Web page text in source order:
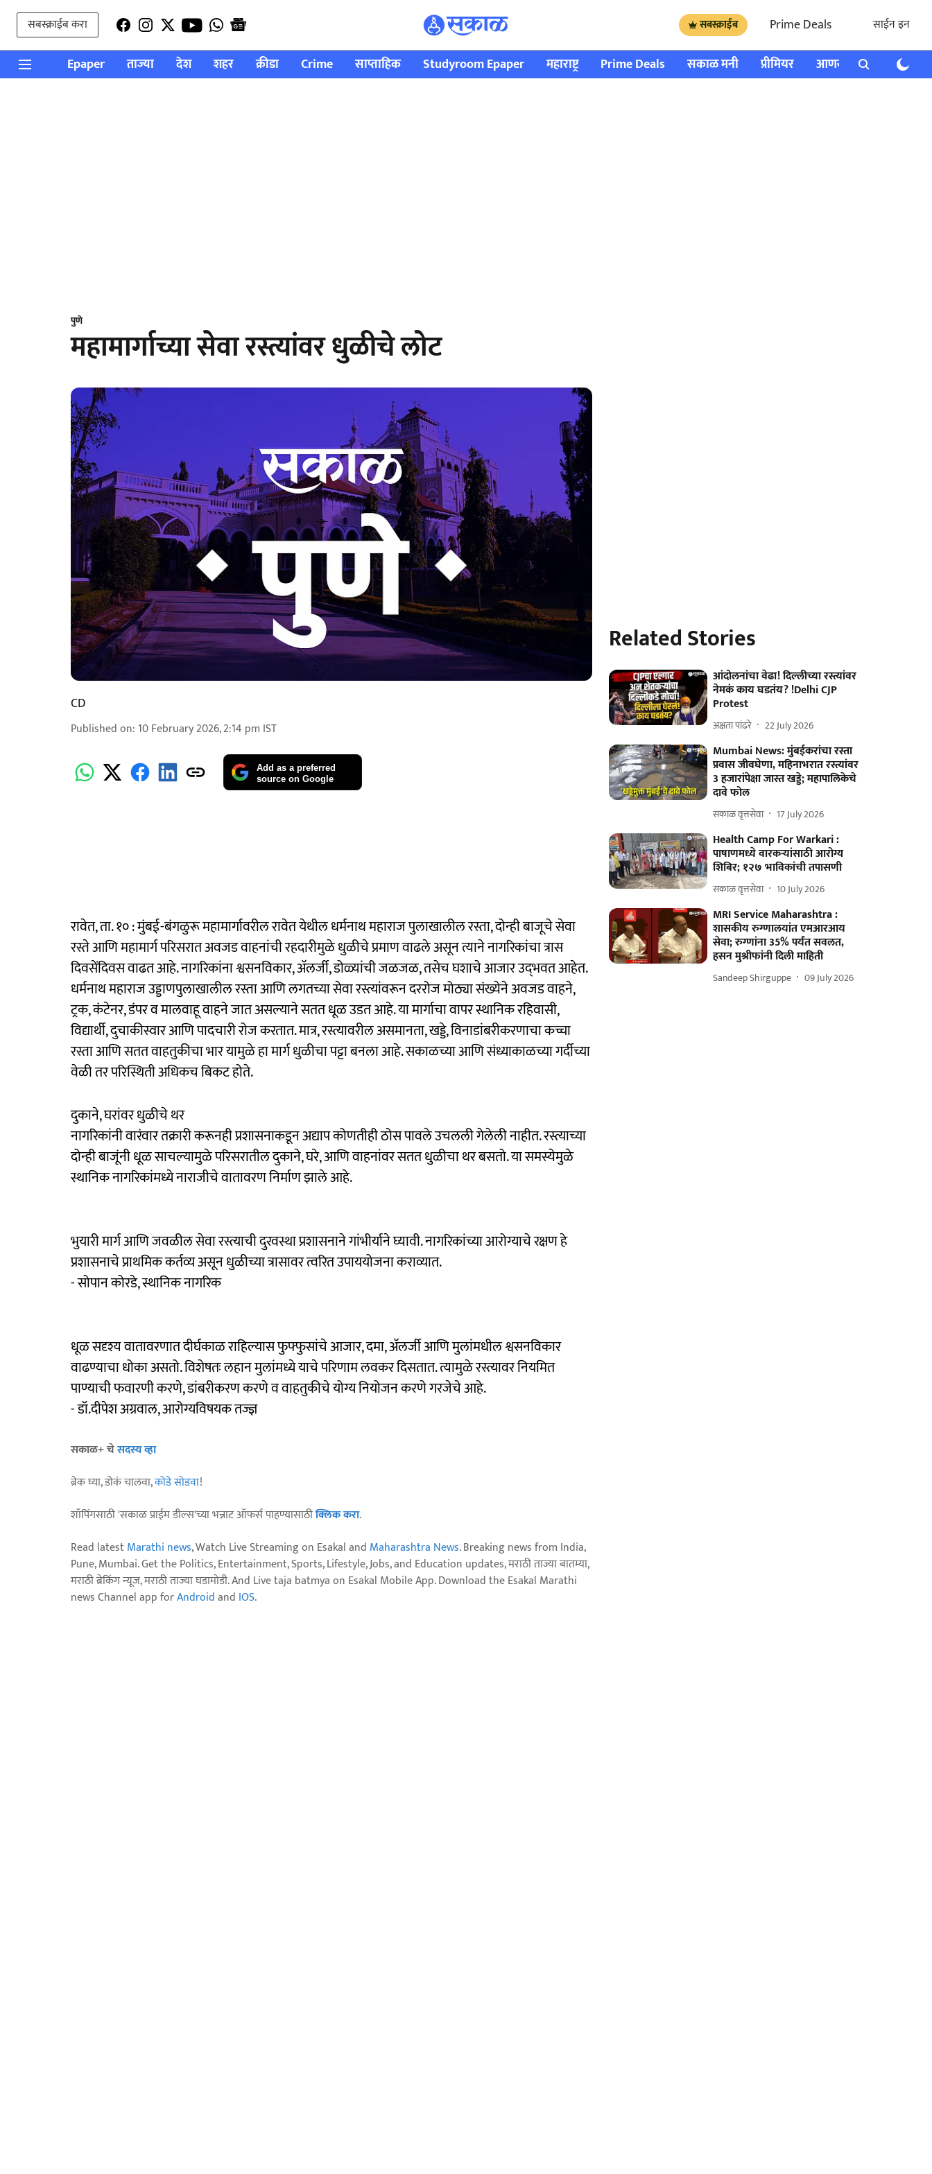
सबस्क्राईब करा सबस्क्राईब Prime Deals साईन इन
Epaper ताज्या देश शहर क्रीडा Crime साप्ताहिक Studyroom Epaper महाराष्ट्र Prime Deals सकाळ मनी प्रीमियर आणखी राशी भविष्य
पुणे
महामार्गाच्या सेवा रस्त्यांवर धुळीचे लोट
CD
Published on: 10 February 2026, 2:14 pm IST
Add as a preferred
source on Google
रावेत, ता. १० : मुंबई-बंगळुरू महामार्गावरील रावेत येथील धर्मनाथ महाराज पुलाखालील रस्ता, दोन्ही बाजूचे सेवा
रस्ते आणि महामार्ग परिसरात अवजड वाहनांची रहदारीमुळे धुळीचे प्रमाण वाढले असून त्याने नागरिकांचा त्रास
दिवसेंदिवस वाढत आहे. नागरिकांना श्वसनविकार, अ‍ॅलर्जी, डोळ्यांची जळजळ, तसेच घशाचे आजार उद्‍भवत आहेत.
धर्मनाथ महाराज उड्डाणपुलाखालील रस्ता आणि लगतच्या सेवा रस्त्यांवरून दररोज मोठ्या संख्येने अवजड वाहने,
ट्रक, कंटेनर, डंपर व मालवाहू वाहने जात असल्याने सतत धूळ उडत आहे. या मार्गाचा वापर स्थानिक रहिवासी,
विद्यार्थी, दुचाकीस्वार आणि पादचारी रोज करतात. मात्र, रस्त्यावरील असमानता, खड्डे, विनाडांबरीकरणाचा कच्चा
रस्ता आणि सतत वाहतुकीचा भार यामुळे हा मार्ग धुळीचा पट्टा बनला आहे. सकाळच्या आणि संध्याकाळच्या गर्दीच्या
वेळी तर परिस्थिती अधिकच बिकट होते.
दुकाने, घरांवर धुळीचे थर
नागरिकांनी वारंवार तक्रारी करूनही प्रशासनाकडून अद्याप कोणतीही ठोस पावले उचलली गेलेली नाहीत. रस्त्याच्या
दोन्ही बाजूंनी धूळ साचल्यामुळे परिसरातील दुकाने, घरे, आणि वाहनांवर सतत धुळीचा थर बसतो. या समस्येमुळे
स्थानिक नागरिकांमध्ये नाराजीचे वातावरण निर्माण झाले आहे.
भुयारी मार्ग आणि जवळील सेवा रस्त्याची दुरवस्था प्रशासनाने गांभीर्याने घ्यावी. नागरिकांच्या आरोग्याचे रक्षण हे
प्रशासनाचे प्राथमिक कर्तव्य असून धुळीच्या त्रासावर त्वरित उपाययोजना कराव्यात.
- सोपान कोरडे, स्थानिक नागरिक
धूळ सदृश्य वातावरणात दीर्घकाळ राहिल्यास फुफ्फुसांचे आजार, दमा, अ‍ॅलर्जी आणि मुलांमधील श्वसनविकार
वाढण्याचा धोका असतो. विशेषतः लहान मुलांमध्ये याचे परिणाम लवकर दिसतात. त्यामुळे रस्त्यावर नियमित
पाण्याची फवारणी करणे, डांबरीकरण करणे व वाहतुकीचे योग्य नियोजन करणे गरजेचे आहे.
- डॉ.दीपेश अग्रवाल, आरोग्यविषयक तज्ज्ञ
सकाळ+ चेसदस्य व्हा
ब्रेक घ्या, डोकं चालवा,कोडे सोडवा!
शॉपिंगसाठी 'सकाळ प्राईम डील्स'च्या भन्नाट ऑफर्स पाहण्यासाठीक्लिक करा.
Read latestMarathi news, Watch Live Streaming on Esakal and Maharashtra News. Breaking news from India,
Pune, Mumbai. Get the Politics, Entertainment, Sports, Lifestyle, Jobs, and Education updates, मराठी ताज्या बातम्या,
मराठी ब्रेकिंग न्यूज, मराठी ताज्या घडामोडी. And Live taja batmya on Esakal Mobile App. Download the Esakal Marathi
news Channel app forAndroidand IOS.
Related Stories
आंदोलनांचा वेढा! दिल्लीच्या रस्त्यांवर
नेमकं काय घडतंय? !Delhi CJP
Protest
अक्षता पांढरे 22 July 2026
Mumbai News: मुंबईकरांचा रस्ता
प्रवास जीवघेणा, महिनाभरात रस्त्यांवर
3 हजारांपेक्षा जास्त खड्डे; महापालिकेचे
दावे फोल
सकाळ वृत्तसेवा 17 July 2026
Health Camp For Warkari :
पाषाणमध्ये वारकऱ्यांसाठी आरोग्य
शिबिर; १२७ भाविकांची तपासणी
सकाळ वृत्तसेवा 10 July 2026
MRI Service Maharashtra :
शासकीय रुग्णालयांत एमआरआय
सेवा; रुग्णांना 35% पर्यंत सवलत,
हसन मुश्रीफांनी दिली माहिती
Sandeep Shirguppe 09 July 2026